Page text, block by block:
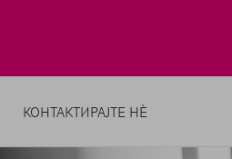
КОНТАКТИРАЈТЕ НÈ